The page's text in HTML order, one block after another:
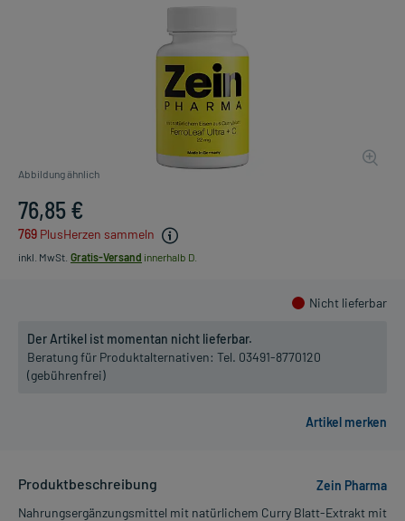
Abbildung ähnlich
76,85 €
769 PlusHerzen sammeln
inkl. MwSt. Gratis-Versand innerhalb D.
Nicht lieferbar
Der Artikel ist momentan nicht lieferbar.
Beratung für Produktalternativen: Tel. 03491-8770120
(gebührenfrei)
Produktbeschreibung
Zein Pharma
Nahrungsergänzungsmittel mit natürlichem Curry Blatt-Extrakt mit